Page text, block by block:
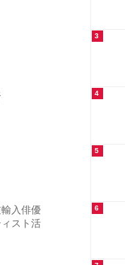
入俳優
スト活
3
4
5
6